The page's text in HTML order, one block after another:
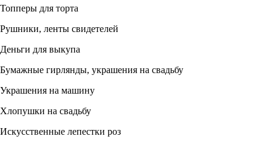
Топперы для торта
Рушники, ленты свидетелей
Деньги для выкупа
Бумажные гирлянды, украшения на свадьбу
Украшения на машину
Хлопушки на свадьбу
Искусственные лепестки роз